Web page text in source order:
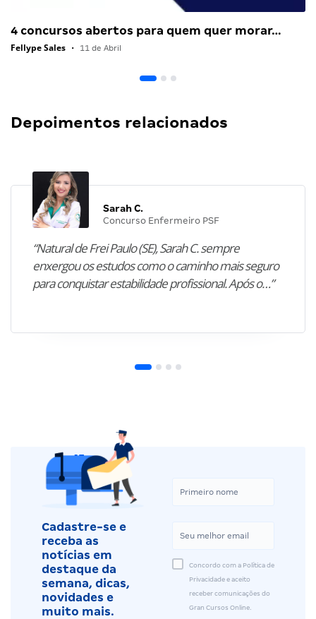
4 concursos abertos para quem quer morar…
Fellype Sales • 11 de Abril
Depoimentos relacionados
Sarah C.
Concurso Enfermeiro PSF
“Natural de Frei Paulo (SE), Sarah C. sempre
enxergou os estudos como o caminho mais seguro
para conquistar estabilidade profissional. Após o…”
Cadastre-se e
receba as
notícias em
destaque da
semana, dicas,
novidades e
muito mais.
Concordo com a Política de
Privacidade e aceito
receber comunicações do
Gran Cursos Online.